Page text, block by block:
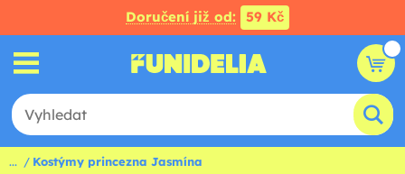
Doručení již od: 59 Kč
... Kostýmy princezna Jasmína